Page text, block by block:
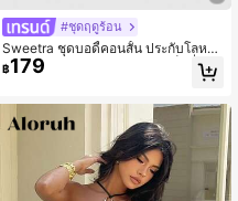
#ชุดฤดูร้อน
Sweetra ชุดบอดี้คอนสั้น ประกับโลหะแ
บบไม่มีสายสำหรับผู้หญิง ฟิต เซ็กซี่
฿179